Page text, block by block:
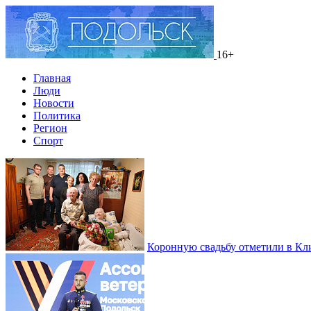
16+
Главная
Люди
Новости
Политика
Регион
Спорт
Коронную свадьбу отметили в